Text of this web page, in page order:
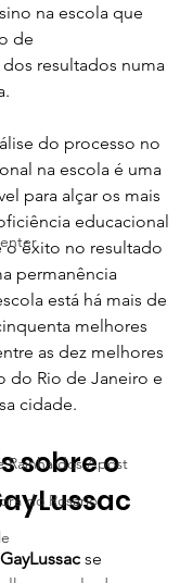
Rainha dos Apóst
do Rosário
na escola que
de
resultados numa
do processo no
na escola é uma
para alçar os mais
educacional
o êxito no resultado
permanência
está há mais de
melhores
as dez melhores
do Rio de Janeiro e
cidade.
sobre o
se